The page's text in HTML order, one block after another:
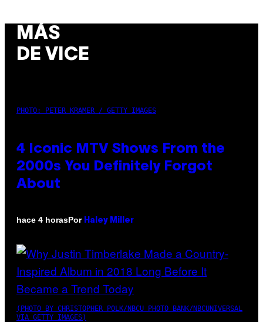
MÁS
DE VICE
PHOTO: PETER KRAMER / GETTY IMAGES
4 Iconic MTV Shows From the
2000s You Definitely Forgot
About
hace 4 horasPor Haley Miller
(PHOTO BY CHRISTOPHER POLK/NBCU PHOTO BANK/NBCUNIVERSAL
VIA GETTY IMAGES)